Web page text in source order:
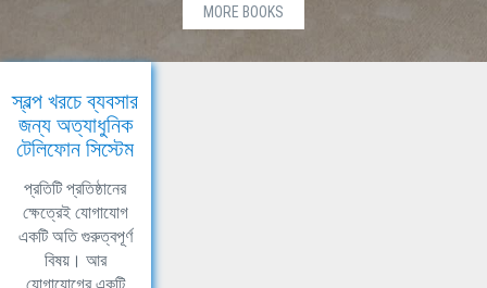
MORE BOOKS
স্বল্প খরচে ব্যবসার
জন্য অত্যাধুনিক
টেলিফোন সিস্টেম
প্রতিটি প্রতিষ্ঠানের
ক্ষেত্রেই যোগাযোগ
একটি অতি গুরুত্বপূর্ণ
বিষয়। আর